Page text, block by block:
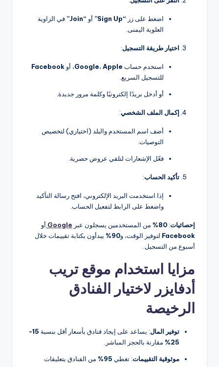
اضغط على زر “Sign Up” أو “Join”
في الزاوية
العلوية اليمنى.
اختيار طريقة التسجيل:
استخدم حساب Google، Apple ، أو Facebook
للتسجيل السريع.
أو أدخل بريدًا إلكترونيًا وكلمة مرور جديدة.
إكمال الملف الشخصي:
أضف اسم المستخدم والبلد (اختياري) لتخصيص
التوصيات.
فعّل الإشعارات لتلقي عروض حصرية.
تأكيد الحساب:
إذا استخدمت البريد الإلكتروني، افتح رسالة التأكيد
واضغط على الرابط لتفعيل الحساب.
إحصائيات:
80% من المستخدمين يسجلون عبر Google أو
Facebook لتوفير الوقت، و90%
يبدأون بكتابة تقييمات خلال
أسبوع من التسجيل.
مزايا استخدام موقع تريب
أدفايزر لاختيار الفنادق
الرخيصة
توفير المال: يساعد على إيجاد فنادق بأسعار أقل بنسبة
15-
25%
مقارنة بالحجز المباشر.
موثوقية التقييمات: تغطي 95%
من الفنادق بتعليقات